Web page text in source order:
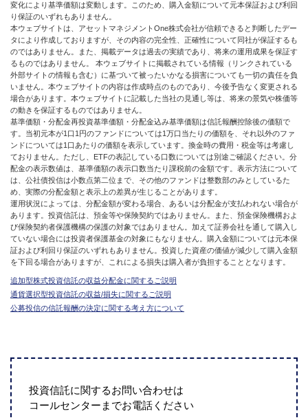
変化により基準価額は変動します。このため、購入金額について元本保証および利回
り保証のいずれもありません。
本ウェブサイトは、アセットマネジメントOne株式会社が信頼できると判断したデー
タにより作成しておりますが、その内容の完全性、正確性について同社が保証するも
のではありません。また、掲載データは過去の実績であり、将来の運用成果を保証す
るものではありません。 本ウェブサイトに掲載されている情報（リンクされている
外部サイトの情報も含む）に基づいて被ったいかなる損害についても一切の責任を負
いません。本ウェブサイトの内容は作成時点のものであり、今後予告なく変更される
場合があります。本ウェブサイトに記載した当社の見通し等は、将来の景気や株価等
の動きを保証するものではありません。
基準価額・分配金再投資基準価額・分配金込み基準価額は信託報酬控除後の価額で
す。当初元本が1口1円のファンドについては1万口当たりの価額を、それ以外のファ
ンドについては1口あたりの価額を表示しています。換金時の費用・税金等は考慮し
ておりません。ただし、ETFの表記している口数については別途ご確認ください。分
配金の表示数値は、基準価額の表示口数当たり課税前の金額です。表示方法について
は、公社債投信は小数点第二位まで、その他のファンドは整数部のみとしているた
め、実際の分配金額と表示上の差異が生じることがあります。
運用状況によっては、分配金額が変わる場合、あるいは分配金が支払われない場合が
あります。投資信託は、預金等や保険契約ではありません。また、預金保険機構およ
び保険契約者保護機構の保護の対象ではありません。加えて証券会社を通して購入し
ていない場合には投資者保護基金の対象にもなりません。購入金額については元本保
証および利回り保証のいずれもありません。投資した資産の価値が減少して購入金額
を下回る場合がありますが、これによる損失は購入者が負担することとなります。
追加型株式投資信託の収益分配金に関するご説明
通貨選択型投資信託の収益/損失に関するご説明
公募投信の信託報酬の決定に関する考え方について
投資信託に関するお問い合わせは
コールセンターまでお電話ください